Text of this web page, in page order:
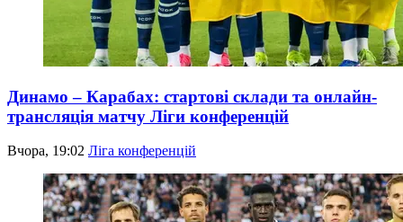
Динамо – Карабах: стартові склади та онлайн-
трансляція матчу Ліги конференцій
Вчора, 19:02 Ліга конференцій